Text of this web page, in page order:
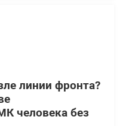
линии фронта?
человека без